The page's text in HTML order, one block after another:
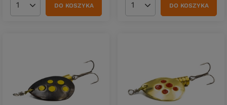
Ilość produktówDO KOSZYKA Ilość produktówDO KOSZYKA